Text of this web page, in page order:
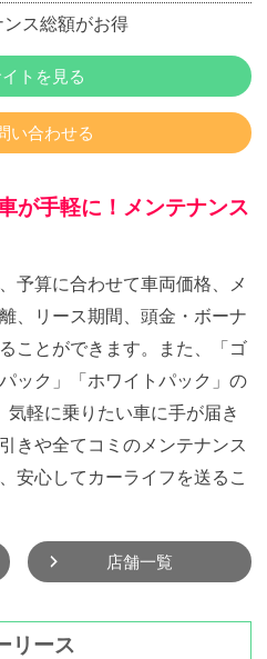
ス総額がお得
トを見る
い合わせる
が手軽に！メンテナンス
予算に合わせて車両価格、メ
、リース期間、頭金・ボーナ
ことができます。また、「ゴ
ック」「ホワイトパック」の
軽に乗りたい車に手が届き
きや全てコミのメンテナンス
安心してカーライフを送るこ
店舗一覧
リース